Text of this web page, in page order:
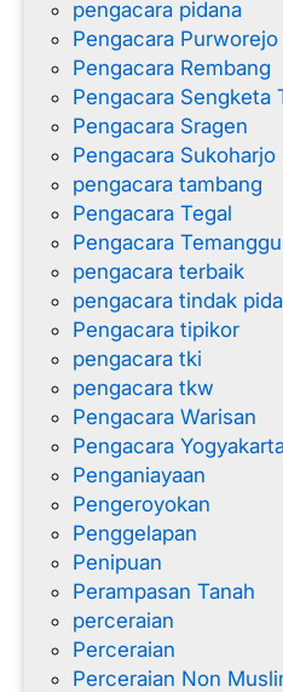
pengacara pidana
Pengacara Purworejo
Pengacara Rembang
Pengacara Sengketa
Pengacara Sragen
Pengacara Sukoharjo
pengacara tambang
Pengacara Tegal
Pengacara
pengacara terbaik
pengacara tindak
Pengacara tipikor
pengacara tki
pengacara tkw
Pengacara Warisan
Pengacara
Penganiayaan
Pengeroyokan
Penggelapan
Penipuan
Perampasan Tanah
perceraian
Perceraian
Perceraian Non